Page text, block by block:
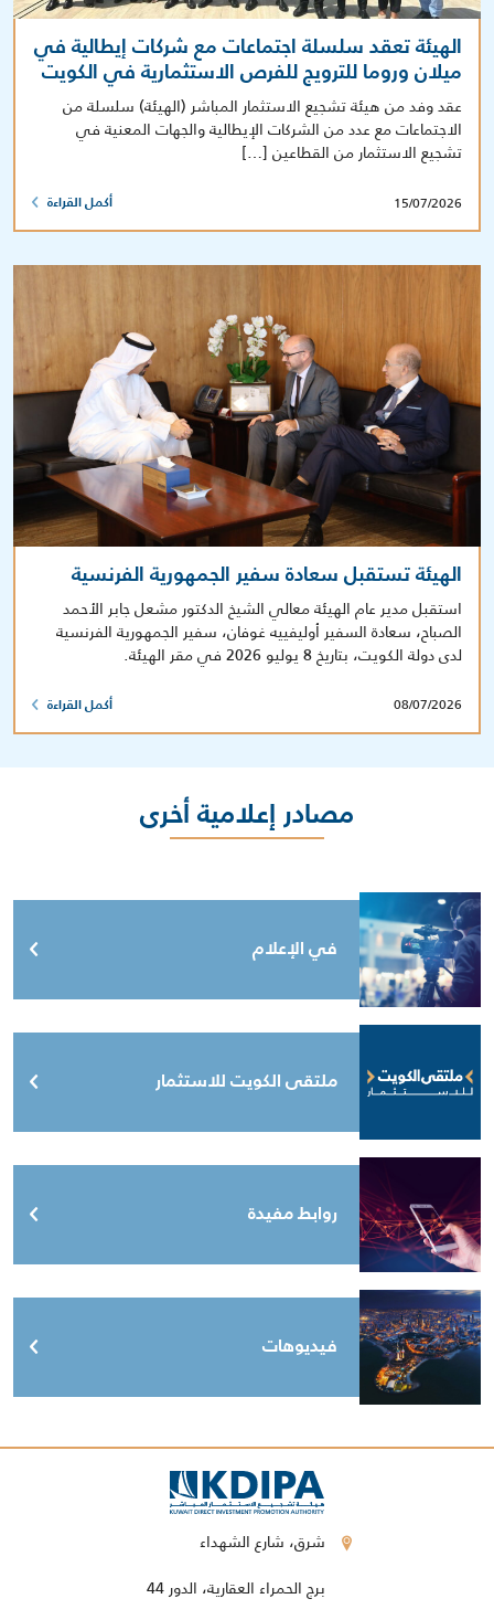
الهيئة تعقد سلسلة اجتماعات مع شركات إيطالية في
ميلان وروما للترويج للفرص الاستثمارية في الكويت
عقد وفد من هيئة تشجيع الاستثمار المباشر (الهيئة) سلسلة من
الاجتماعات مع عدد من الشركات الإيطالية والجهات المعنية في
تشجيع الاستثمار من القطاعين […]
15/07/2026 أكمل القراءة
الهيئة تستقبل سعادة سفير الجمهورية الفرنسية
استقبل مدير عام الهيئة معالي الشيخ الدكتور مشعل جابر الأحمد
الصباح، سعادة السفير أوليفييه غوفان، سفير الجمهورية الفرنسية
لدى دولة الكويت، بتاريخ 8 يوليو 2026 في مقر الهيئة.
08/07/2026 أكمل القراءة
مصادر إعلامية أخرى
في الإعلام
ملتقى الكويت للاستثمار
روابط مفيدة
فيديوهات
شرق، شارع الشهداء
برج الحمراء العقارية، الدور 44